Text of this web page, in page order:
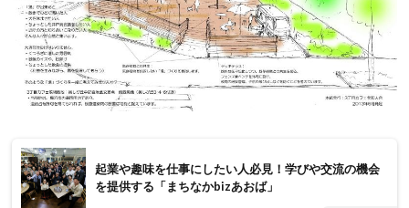
起業や趣味を仕事にしたい人必見！学びや交流の機会
を提供する「まちなかbizあおば」